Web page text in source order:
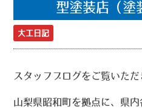
型塗装店（塗
大工日記
スタッフブログをご覧いた
山梨県昭和町を拠点に、県